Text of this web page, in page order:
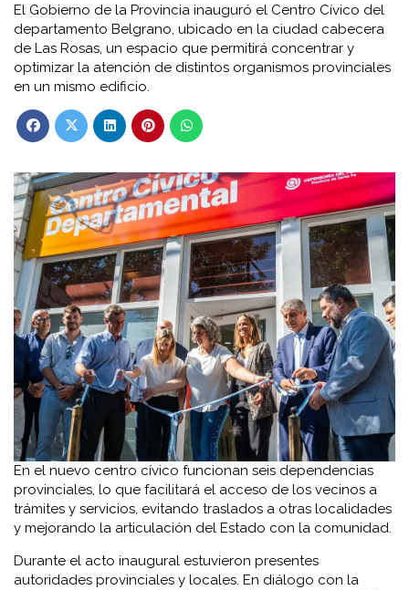
El Gobierno de la Provincia inauguró el Centro Cívico del
departamento Belgrano, ubicado en la ciudad cabecera
de Las Rosas, un espacio que permitirá concentrar y
optimizar la atención de distintos organismos provinciales
en un mismo edificio.
En el nuevo centro cívico funcionan seis dependencias
provinciales, lo que facilitará el acceso de los vecinos a
trámites y servicios, evitando traslados a otras localidades
y mejorando la articulación del Estado con la comunidad.
Durante el acto inaugural estuvieron presentes
autoridades provinciales y locales. En diálogo con la